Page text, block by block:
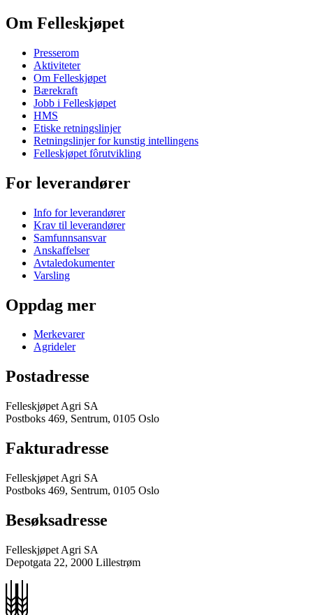
Om Felleskjøpet
Presserom
Aktiviteter
Om Felleskjøpet
Bærekraft
Jobb i Felleskjøpet
HMS
Etiske retningslinjer
Retningslinjer for kunstig intellingens
Felleskjøpet fôrutvikling
For leverandører
Info for leverandører
Krav til leverandører
Samfunnsansvar
Anskaffelser
Avtaledokumenter
Varsling
Oppdag mer
Merkevarer
Agrideler
Postadresse
Felleskjøpet Agri SA
Postboks 469, Sentrum, 0105 Oslo
Fakturadresse
Felleskjøpet Agri SA
Postboks 469, Sentrum, 0105 Oslo
Besøksadresse
Felleskjøpet Agri SA
Depotgata 22, 2000 Lillestrøm